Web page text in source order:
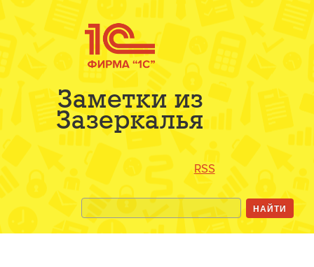
Заметки из
Зазеркалья
RSS